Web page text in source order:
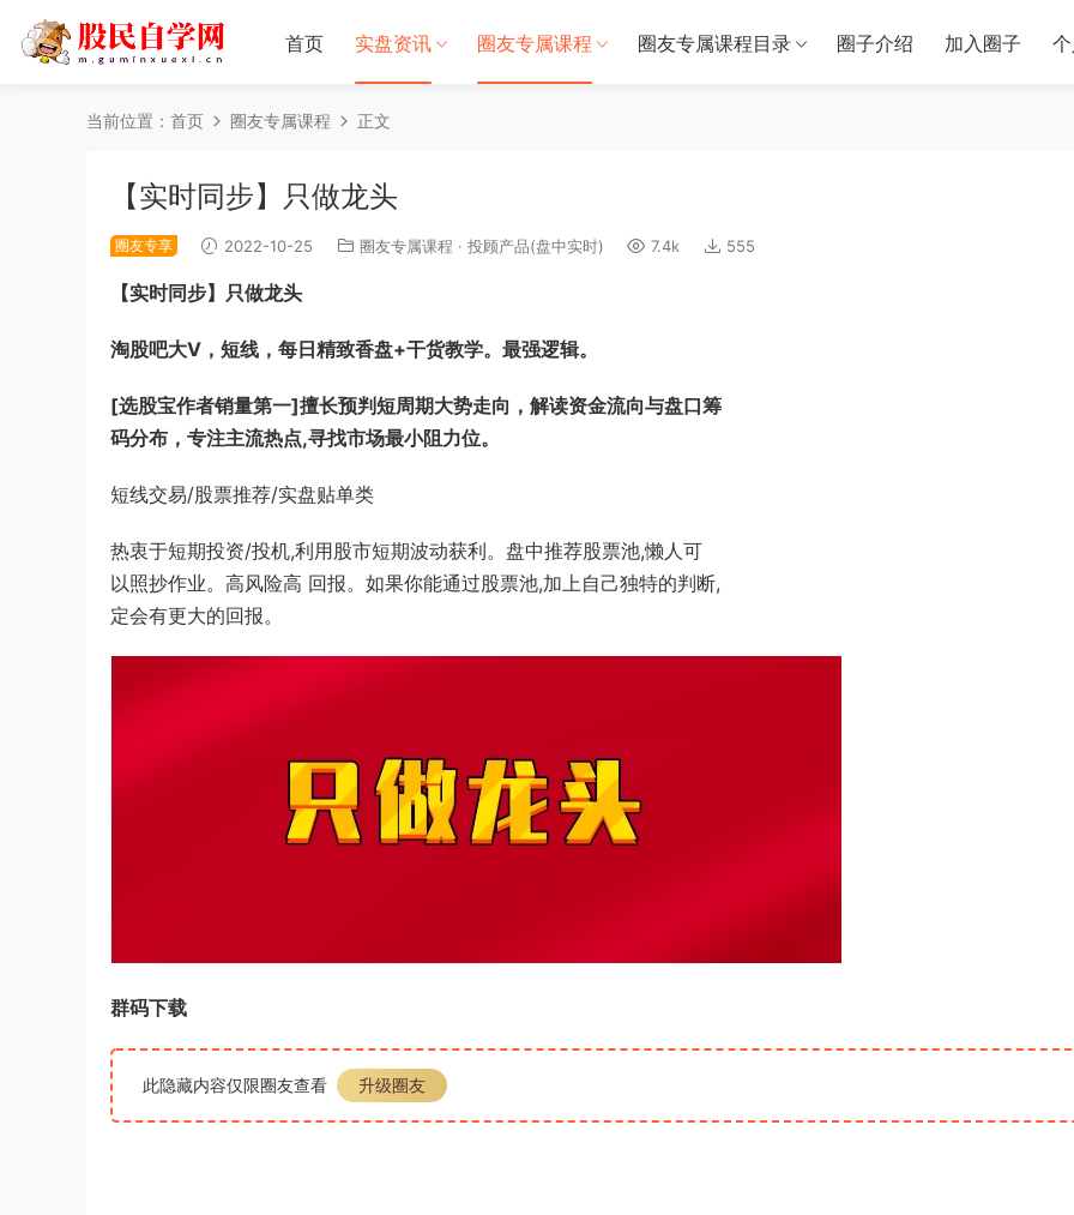
首页 实盘资讯 圈友专属课程 圈友专属课程目录 圈子介绍 加入圈子
当前位置： 首页 圈友专属课程 正文
【实时同步】只做龙头
圈友专享 2022-10-25 圈友专属课程 · 投顾产品(盘中实时) 7.4k 555
【实时同步】只做龙头
淘股吧大V，短线，每日精致香盘+干货教学。最强逻辑。
[选股宝作者销量第一]擅长预判短周期大势走向，解读资金流向与盘口筹
码分布，专注主流热点,寻找市场最小阻力位。
短线交易/股票推荐/实盘贴单类
热衷于短期投资/投机,利用股市短期波动获利。盘中推荐股票池,懒人可
以照抄作业。高风险高 回报。如果你能通过股票池,加上自己独特的判断,
定会有更大的回报。
群码下载
此隐藏内容仅限圈友查看 升级圈友